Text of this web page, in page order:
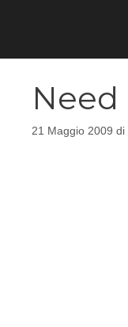
Need
21 Maggio 2009 di